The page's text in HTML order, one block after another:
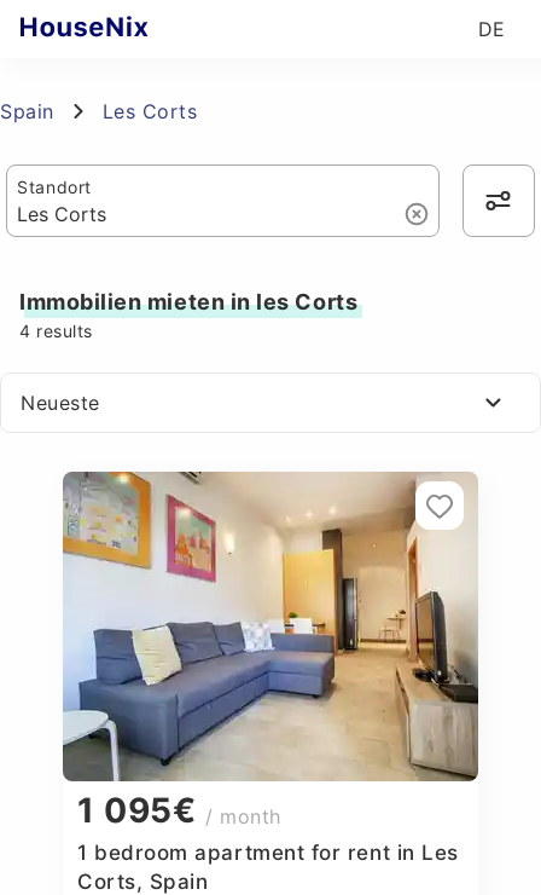
DE
Spain Les Corts
Standort
Immobilien mieten in les Corts
4 results
Neueste
1 095€ / month
1 bedroom apartment for rent in Les
Corts, Spain